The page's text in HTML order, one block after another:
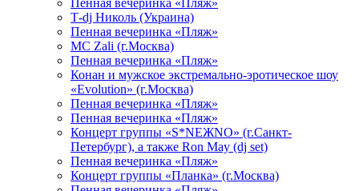
Пенная вечеринка «Пляж»
Т-dj Николь (Украина)
Пенная вечеринка «Пляж»
МС Zali (г.Москва)
Пенная вечеринка «Пляж»
Конан и мужское экстремально-эротическое шоу
«Evolution» (г.Москва)
Пенная вечеринка «Пляж»
Пенная вечеринка «Пляж»
Концерт группы «S*NEЖNO» (г.Санкт-
Петербург), а также Ron May (dj set)
Пенная вечеринка «Пляж»
Концерт группы «Планка» (г.Москва)